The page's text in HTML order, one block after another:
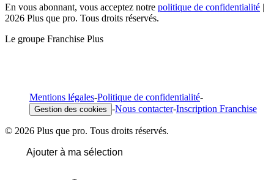
En vous abonnant, vous acceptez notre politique de confidentialité |
2026 Plus que pro. Tous droits réservés.
Le groupe Franchise Plus
Mentions légales-Politique de confidentialité-
Gestion des cookies -Nous contacter-Inscription Franchise
© 2026 Plus que pro. Tous droits réservés.
Ajouter à ma sélection